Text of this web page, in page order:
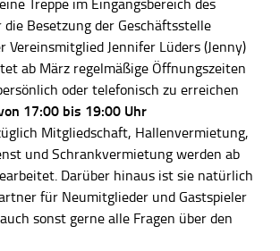
Treppe im Eingangsbereich des
die Besetzung der Geschäftsstelle
Jennifer Lüders (Jenny)
ab März regelmäßige Öffnungszeiten
oder telefonisch zu erreichen
17:00 bis 19:00 Uhr
Mitgliedschaft, Hallenvermietung,
und Schrankvermietung werden ab
Darüber hinaus ist sie natürlich
für Neumitglieder und Gastspieler
sonst gerne alle Fragen über den